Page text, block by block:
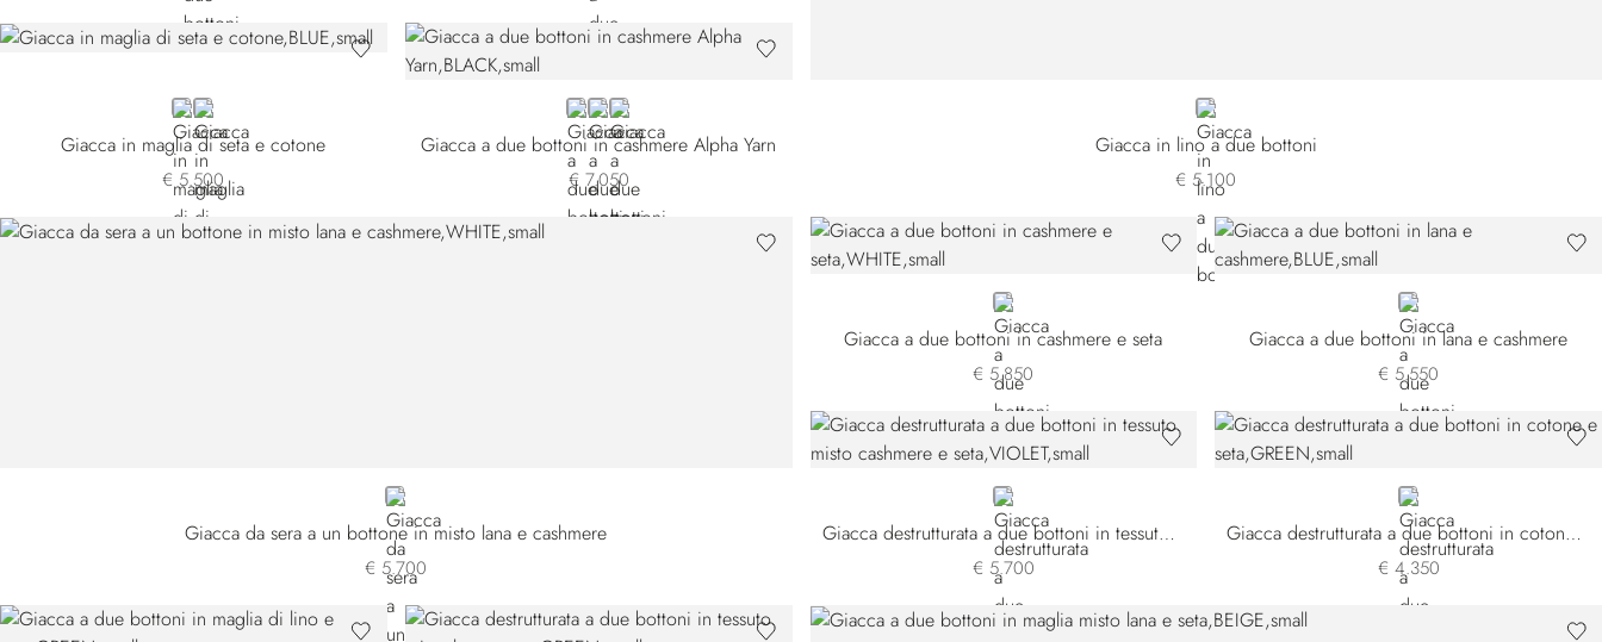
BLUE
Giacca in lino a due bottoni
€ 5.100
BLUE F26111-2196
WHITE
Giacca in maglia di seta e cotone
€ 5.500
BLACK
WHITEYELLOW
Giacca a due bottoni in cashmere Alpha Yarn
€ 7.050
WHITE
Giacca da sera a un bottone in misto lana e cashmere
€ 5.700
WHITE
Giacca a due bottoni in cashmere e seta
€ 5.850
BLUE
Giacca a due bottoni in lana e cashmere
€ 5.550
VIOLET
Giacca destrutturata a due bottoni in tessuto misto cashmere e seta
€ 5.700
GREEN
Giacca destrutturata a due bottoni in cotone e seta
€ 4.350